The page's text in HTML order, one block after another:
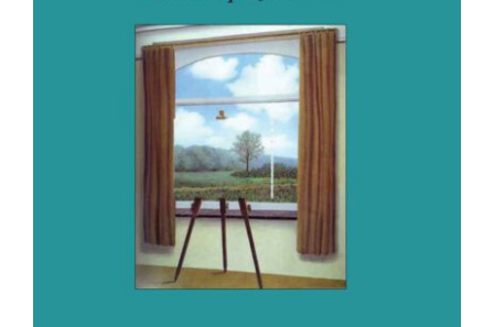
ÉTHIQUE DU DÉSIR II